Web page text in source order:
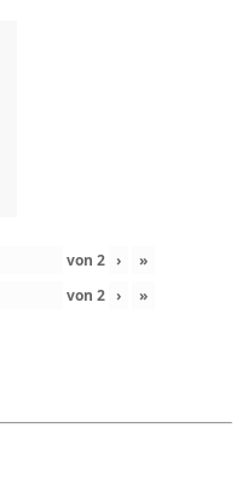
von 2 ›
»
von 2 › »